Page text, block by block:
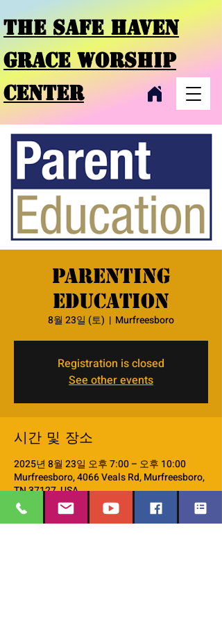
THE SAFE HAVEN
GRACE WORSHIP
CENTER
Parenting
Education
8월 23일 (토)
  |
Murfreesboro
Registration is closed
See other events
시간 및 장소
2025년 8월 23일 오후 7:00 – 오후 10:00
Murfreesboro, 4066 Veals Rd, Murfreesboro,
TN 37127, USA